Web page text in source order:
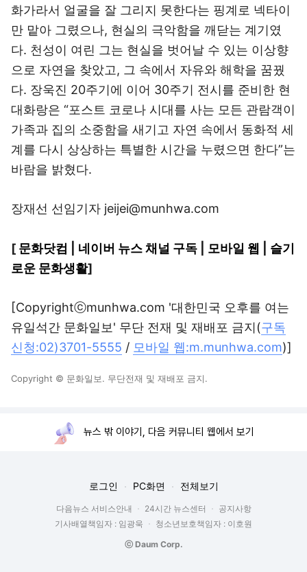
화가라서 얼굴을 잘 그리지 못한다는 핑계로 넥타이
만 맡아 그렸으나, 현실의 극악함을 깨닫는 계기였
다. 천성이 여린 그는 현실을 벗어날 수 있는 이상향
으로 자연을 찾았고, 그 속에서 자유와 해학을 꿈꿨
다. 장욱진 20주기에 이어 30주기 전시를 준비한 현
대화랑은 “포스트 코로나 시대를 사는 모든 관람객이
가족과 집의 소중함을 새기고 자연 속에서 동화적 세
계를 다시 상상하는 특별한 시간을 누렸으면 한다”는
바람을 밝혔다.
장재선 선임기자 jeijei@munhwa.com
[ 문화닷컴 네이버 뉴스 채널 구독 모바일 웹
슬기
로운 문화생활]
[Copyrightⓒmunhwa.com '대한민국 오후를 여는
유일석간 문화일보' 무단 전재 및 재배포 금지(구독
신청:02)3701-5555 / 모바일 웹:m.munhwa.com)]
Copyright © 문화일보. 무단전재 및 재배포 금지.
뉴스 밖 이야기, 다음 커뮤니티 웹에서 보기
로그인 PC화면 전체보기
다음뉴스 서비스안내 24시간 뉴스센터
공지사항
기사배열책임자 : 임광욱
청소년보호책임자 : 이호원
ⓒ Daum Corp.